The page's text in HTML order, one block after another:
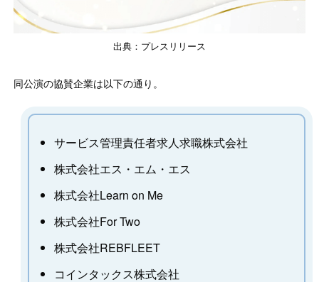
出典：プレスリリース
同公演の協賛企業は以下の通り。
サービス管理責任者求人求職株式会社
株式会社エス・エム・エス
株式会社Learn on Me
株式会社For Two
株式会社REBFLEET
コインタックス株式会社